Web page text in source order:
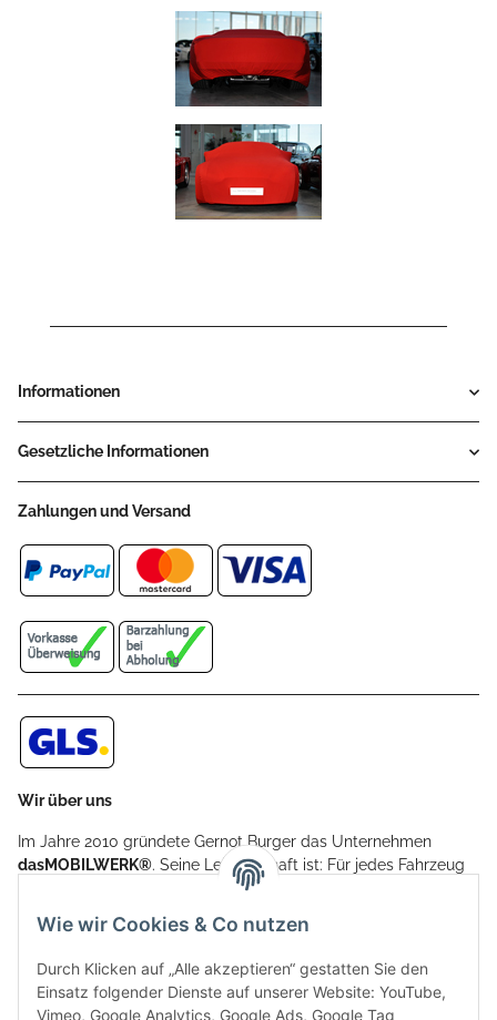
Informationen
Gesetzliche Informationen
Zahlungen und Versand
Wir über uns
Im Jahre 2010 gründete Gernot Burger das Unternehmen
dasMOBILWERK®. Seine Leidenschaft ist: Für jedes Fahrzeug
ein Car Cover anzubieten - passgenau und individuell.
Aufgrund der vielen positiven Kundenrückmeldungen kamen
weitere Produkte, wie Reifenschuhe, Hardtopständer hinzu.
Seine Reifenschoner werden in Deutschland produziert und
sind mit hochwertigen Techniken und Materialien gefertigt.
Wie wir Cookies & Co nutzen
Durch Klicken auf „Alle akzeptieren“ gestatten Sie den
Einsatz folgender Dienste auf unserer Website: YouTube,
Vimeo, Google Analytics, Google Ads, Google Tag